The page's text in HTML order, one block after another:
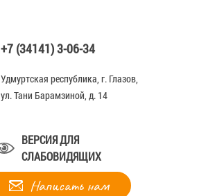
+7 (34141) 3-06-34
Удмуртская республика, г. Глазов,
ул. Тани Барамзиной, д. 14
ВЕРСИЯ ДЛЯ
СЛАБОВИДЯЩИХ
Написать нам